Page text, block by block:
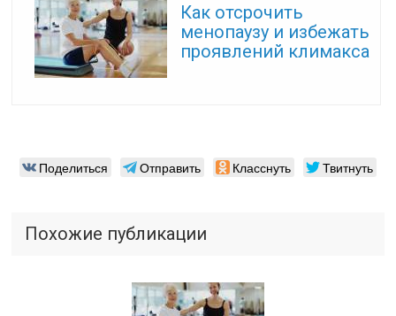
Как отсрочить
менопаузу и избежать
проявлений климакса
Поделиться Отправить Класснуть Твитнуть
Похожие публикации